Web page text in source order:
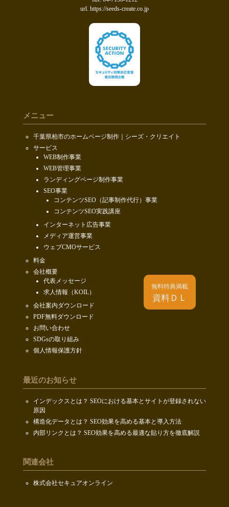
無料特典満載
資料ＤＬ
url. https://seeds-create.co.jp
メニュー
千葉県柏市のホームページ制作｜シーズ・クリエイト
サービス
WEB制作事業
WEB管理事業
ランディングページ制作事業
SEO事業
コンテンツSEO（記事制作代行）事業
コンテンツSEO実践講座
インターネット広告事業
メディア運営事業
ウェブCMOサービス
料金
会社概要
代表メッセージ
求人情報（KOIL）
会社案内ダウンロード
PDF無料ダウンロード
お問い合わせ
SDGsの取り組み
個人情報保護方針
最近のお知らせ
インデックスとは？ SEOにおける基本とサイトが登録されない
原因
構造化データとは？ SEO効果を高める基本と導入方法
内部リンクとは？ SEO効果を高める最適な貼り方を徹底解説
関連会社
株式会社セキュアオンライン